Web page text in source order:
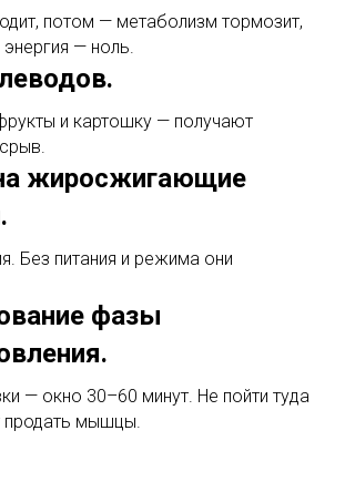
потом — метаболизм тормозит,
энергия — ноль.
и картошку — получают
жиросжигающие
Без питания и режима они
фазы
— окно 30–60 минут. Не пойти туда
продать мышцы.